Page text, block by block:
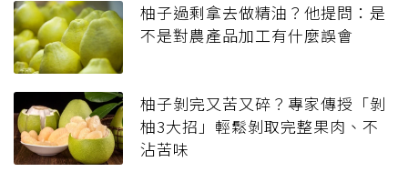
柚子過剩拿去做精油？他提問：是
不是對農產品加工有什麼誤會
柚子剝完又苦又碎？專家傳授「剝
柚3大招」輕鬆剝取完整果肉、不
沾苦味